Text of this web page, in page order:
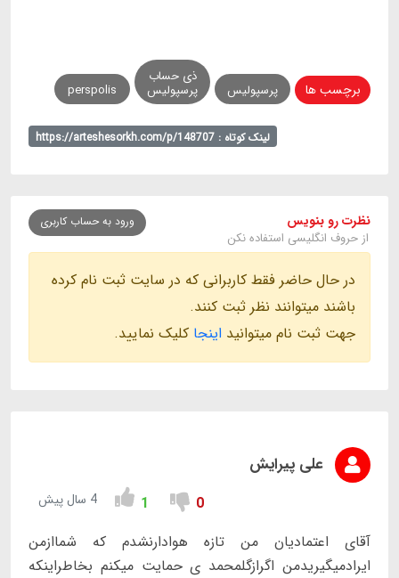
برچسب ها پرسپولیس
ذی حساب
پرسپولیس perspolis
لینک کوتاه : https://arteshesorkh.com/p/148707
نظرت رو بنویس
از حروف انگلیسی استفاده نکن
ورود به حساب کاربری
در حال حاضر فقط کاربرانی که در سایت ثبت نام کرده
باشند میتوانند نظر ثبت کنند.
جهت ثبت نام میتوانید اینجا کلیک نمایید.
علی پیرایش
0
1 4 سال پیش
آقای اعتمادیان من تازه هوادارنشدم که شماازمن
ایرادمیگیریدمن اگرازگلمحمد ی حمایت میکنم بخاطراینکه